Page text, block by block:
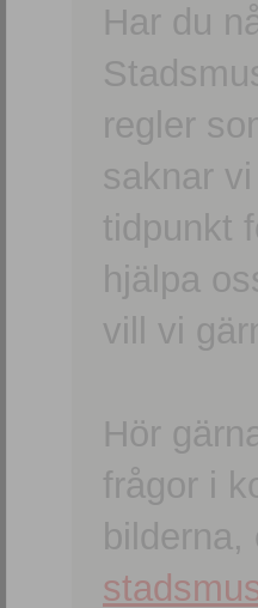
Har du
regler
saknar
tidpunkt
hjälpa
vill vi
Hör
frågor i